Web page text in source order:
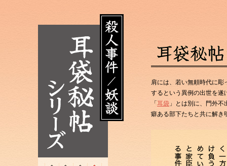
肩には、若い無頼時代に
するという異例の出世を遂
「 耳袋 」とは別に、門外
癖ある部下たちと共に解き